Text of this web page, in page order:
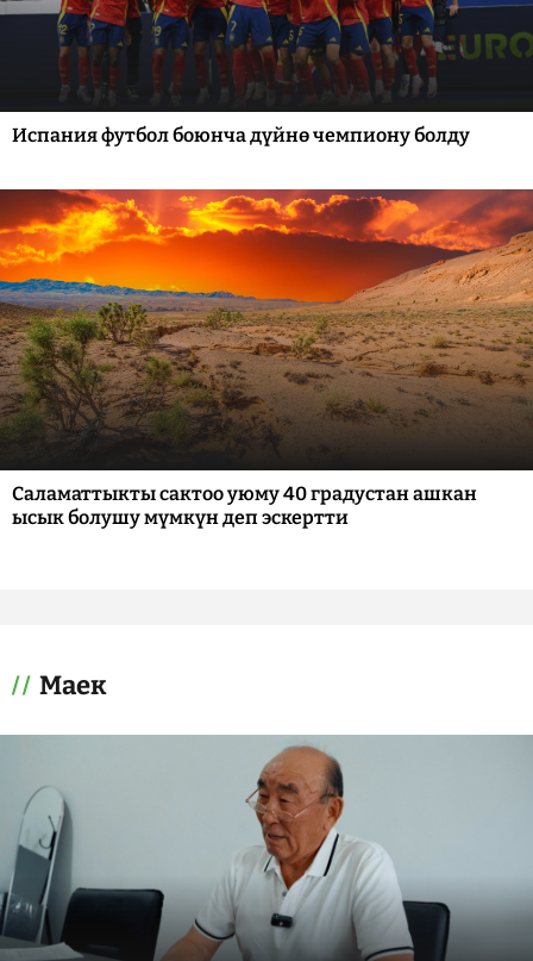
Испания футбол боюнча дүйнө чемпиону болду
Саламаттыкты сактоо уюму 40 градустан ашкан
ысык болушу мүмкүн деп эскертти
Маек